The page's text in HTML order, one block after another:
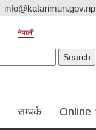
info@katarimun.gov.np
नेपाली
सम्पर्क Online